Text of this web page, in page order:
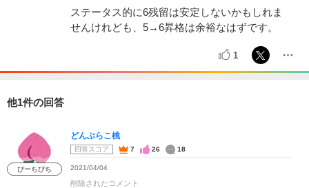
ステータス的に6残留は安定しないかもしれま
せんけれども、5→6昇格は余裕なはずです。
1
他1件の回答
ぴーちぴち
どんぶらこ桃
回答スコア 7 26 18
2021/04/04
削除されたコメント